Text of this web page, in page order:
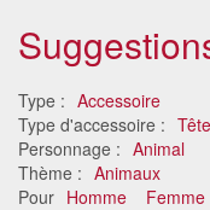
Type : Accessoire
Type d'accessoire :
Personnage : Animal
Thème : Animaux
Pour Homme Femme